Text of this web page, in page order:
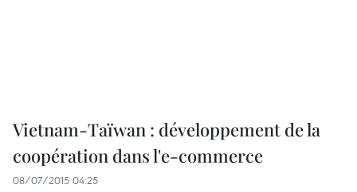
Vietnam-Taïwan : développement de la
coopération dans l'e-commerce
08/07/2015 04:25